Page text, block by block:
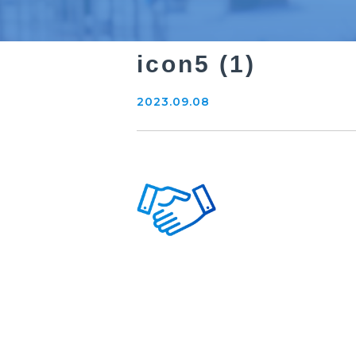
icon5 (1)
2023.09.08